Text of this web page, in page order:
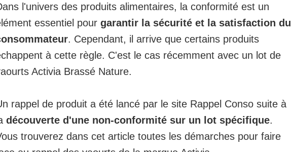
l'univers des produits alimentaires, la conformité est un
essentiel pour garantir la sécurité et la satisfaction du
. Cependant, il arrive que certains produits
à cette règle. C'est le cas récemment avec un lot de
Activia Brassé Nature.
rappel de produit a été lancé par le site Rappel Conso suite à
découverte d'une non-conformité sur un lot spécifique.
trouverez dans cet article toutes les démarches pour faire